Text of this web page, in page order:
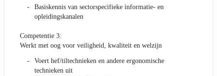
Basiskennis van sectorspecifieke informatie- en
opleidingskanalen
Competentie 3:
Werkt met oog voor veiligheid, kwaliteit en welzijn
Voert hef/tiltechnieken en andere ergonomische
technieken uit